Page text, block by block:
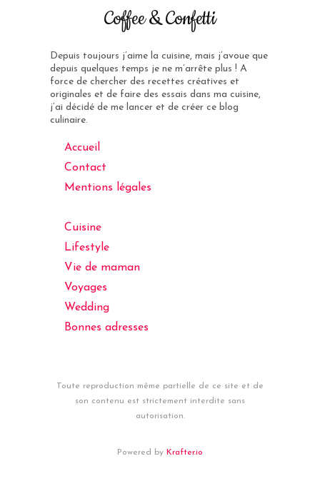
Coffee & Confetti
Depuis toujours j’aime la cuisine, mais j’avoue que
depuis quelques temps je ne m’arrête plus ! A
force de chercher des recettes créatives et
originales et de faire des essais dans ma cuisine,
j’ai décidé de me lancer et de créer ce blog
culinaire.
Accueil
Contact
Mentions légales
Cuisine
Lifestyle
Vie de maman
Voyages
Wedding
Bonnes adresses
Toute reproduction même partielle de ce site et de
son contenu est strictement interdite sans
autorisation.
Powered by Krafter.io